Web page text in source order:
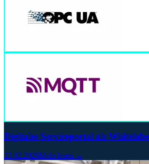
Digitales Serviceportal als
23.02.2026Mehr lesen →